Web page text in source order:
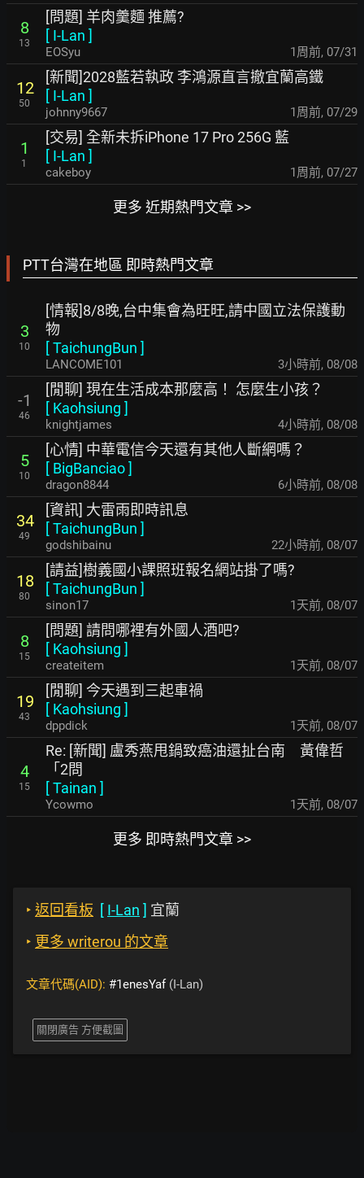
8
13
[問題] 羊肉羹麵 推薦?
[ I-Lan ]
EOSyu 1周前, 07/31
12
50
[新聞]2028藍若執政 李鴻源直言撤宜蘭高鐵
[ I-Lan ]
johnny9667 1周前, 07/29
1
1
[交易] 全新未拆iPhone 17 Pro 256G 藍
[ I-Lan ]
cakeboy 1周前, 07/27
更多 近期熱門文章 >>
PTT台灣在地區 即時熱門文章
3
10
[情報]8/8晚,台中集會為旺旺,請中國立法保護動
物
[TaichungBun ]
LANCOME101 3小時前, 08/08
-1
46
[閒聊] 現在生活成本那麼高！ 怎麼生小孩？
[ Kaohsiung ]
knightjames 4小時前, 08/08
5
10
[心情] 中華電信今天還有其他人斷網嗎？
[ BigBanciao]
dragon8844 6小時前, 08/08
34
49
[資訊] 大雷雨即時訊息
[TaichungBun ]
godshibainu 22小時前, 08/07
18
80
[請益]樹義國小課照班報名網站掛了嗎?
[TaichungBun ]
sinon17 1天前, 08/07
8
15
[問題] 請問哪裡有外國人酒吧?
[ Kaohsiung ]
createitem 1天前, 08/07
19
43
[閒聊] 今天遇到三起車禍
[ Kaohsiung ]
dppdick 1天前, 08/07
4
15
Re: [新聞] 盧秀燕甩鍋致癌油還扯台南 黃偉哲
「2問
[Tainan ]
Ycowmo 1天前, 08/07
更多 即時熱門文章 >>
‣ 返回看板 [ I-Lan ] 宜蘭
‣ 更多 writerou 的文章
文章代碼(AID): #1enesYaf(I-Lan)
關閉廣告 方便截圖